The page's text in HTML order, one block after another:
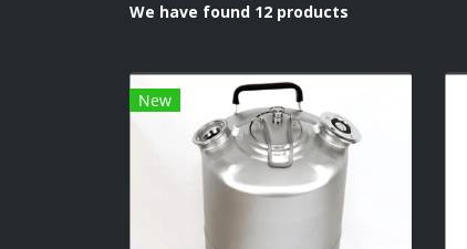
We have found 12 products
New